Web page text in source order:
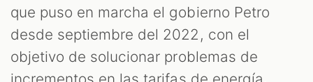
que puso en marcha el gobierno Petro
desde septiembre del 2022, con el
objetivo de solucionar problemas de